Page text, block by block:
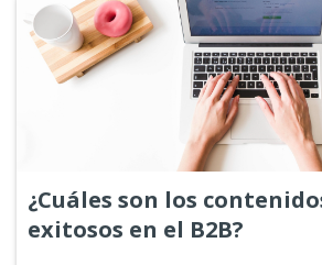
¿Cuáles son los
exitosos en el B2B?